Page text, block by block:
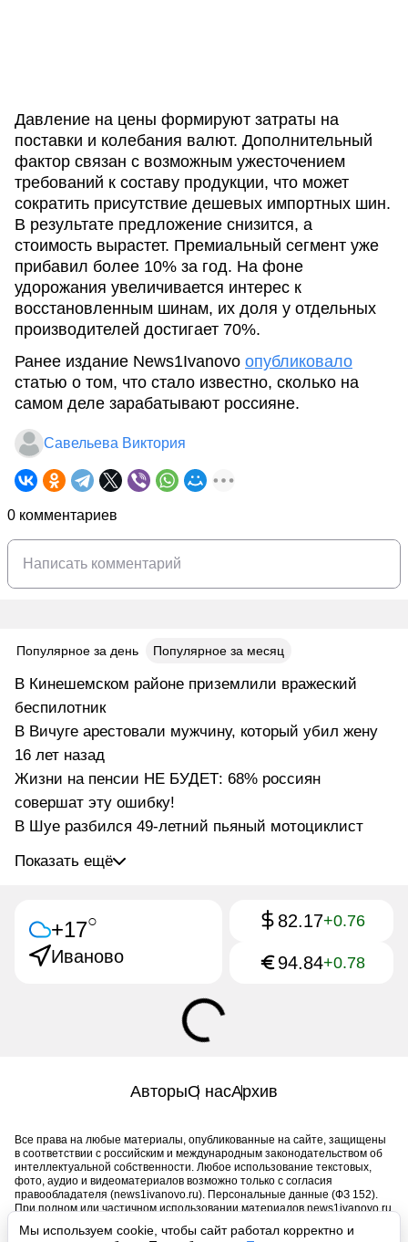
Мы используем cookie, чтобы сайт работал корректно и
Давление на цены формируют затраты на
поставки и колебания валют. Дополнительный
фактор связан с возможным ужесточением
требований к составу продукции, что может
сократить присутствие дешевых импортных шин.
В результате предложение снизится, а
стоимость вырастет. Премиальный сегмент уже
прибавил более 10% за год. На фоне
удорожания увеличивается интерес к
восстановленным шинам, их доля у отдельных
производителей достигает 70%.
Ранее издание News1Ivanovo опубликовало
статью о том, что стало известно, сколько на
самом деле зарабатывают россияне.
Савельева Виктория
0 комментариев
Популярное за день Популярное за месяц
В Кинешемском районе приземлили вражеский
беспилотник
В Вичуге арестовали мужчину, который убил жену
16 лет назад
Жизни на пенсии НЕ БУДЕТ: 68% россиян
совершат эту ошибку!
В Шуе разбился 49-летний пьяный мотоциклист
Показать ещё
+17○
Иваново
82.17+0.76
94.84+0.78
АвторыО насАрхив
Все права на любые материалы, опубликованные на сайте, защищены
в соответствии с российским и международным законодательством об
интеллектуальной собственности. Любое использование текстовых,
фото, аудио и видеоматериалов возможно только с согласия
правообладателя (news1ivanovo.ru). Персональные данные (ФЗ 152).
При полном или частичном использовании материалов news1ivanovo.ru
обязательна. Запрещено для детей. Оригинал текста: